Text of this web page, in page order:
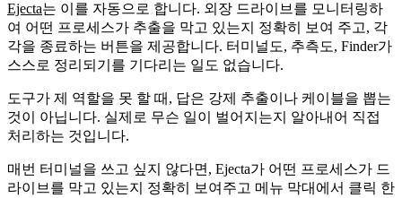
Ejecta는 이를 자동으로 합니다. 외장 드라이브를 모니터링하
여 어떤 프로세스가 추출을 막고 있는지 정확히 보여 주고, 각
각을 종료하는 버튼을 제공합니다. 터미널도, 추측도, Finder가
스스로 정리되기를 기다리는 일도 없습니다.
도구가 제 역할을 못 할 때, 답은 강제 추출이나 케이블을 뽑는
것이 아닙니다. 실제로 무슨 일이 벌어지는지 알아내어 직접
처리하는 것입니다.
매번 터미널을 쓰고 싶지 않다면, Ejecta가 어떤 프로세스가 드
라이브를 막고 있는지 정확히 보여주고 메뉴 막대에서 클릭 한